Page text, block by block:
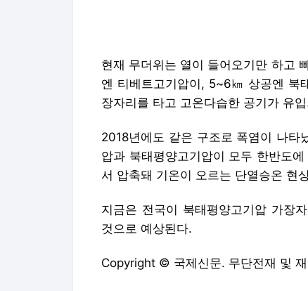
서 압축돼 기온이 오르는 단열승온 현
지금은 전국이 북태평양고기압 가장
Copyright © 국제신문. 무단전재 및
다음뉴스 서비스안내 24시간 뉴스센터 공지사항